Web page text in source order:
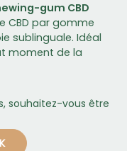
gum CBD
CBD par gomme
sublinguale. Idéal
moment de la
souhaitez-vous être